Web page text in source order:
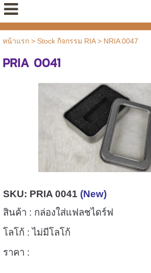
หน้าแรก> Stock กิจกรรม RIA> NRIA 0047
PRIA 0041
SKU: PRIA 0041 (New)
สินค้า : กล่องใส่แฟลชไดร์ฟ
โลโก้ : ไม่มีโลโก้
ราคา :